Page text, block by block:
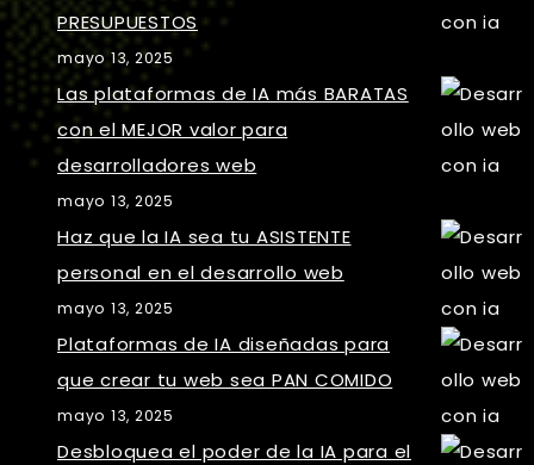
PRESUPUESTOS
mayo 13, 2025
Las plataformas de IA más BARATAS
con el MEJOR valor para
desarrolladores web
mayo 13, 2025
Haz que la IA sea tu ASISTENTE
personal en el desarrollo web
mayo 13, 2025
Plataformas de IA diseñadas para
que crear tu web sea PAN COMIDO
mayo 13, 2025
Desbloquea el poder de la IA para el